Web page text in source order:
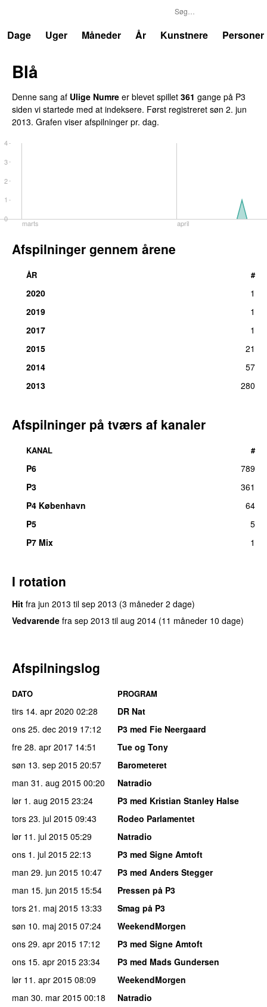
Dage
Uger Måneder År Kunstnere Personer
Blå
Denne sang af Ulige Numre er blevet spillet 361 gange på P3
siden vi startede med at indeksere. Først registreret søn 2. jun
2013. Grafen viser afspilninger pr. dag.
marts april
0
1
2
3
4
Afspilninger gennem årene
ÅR #
2020
1
2019
1
2017
1
2015
21
2014
57
2013
280
Afspilninger på tværs af kanaler
KANAL #
P6
789
P3
361
P4 København
64
P5
5
P7 Mix
1
I rotation
Hit fra jun 2013 til sep 2013 (3 måneder 2 dage)
Vedvarende fra sep 2013 til aug 2014 (11 måneder 10 dage)
Afspilningslog
DATO PROGRAM
tirs 14. apr 2020 02:28
DR Nat
ons 25. dec 2019 17:12
P3 med Fie Neergaard
fre 28. apr 2017 14:51
Tue og Tony
søn 13. sep 2015 20:57
Barometeret
man 31. aug 2015 00:20
Natradio
lør 1. aug 2015 23:24
P3 med Kristian Stanley Halse
tors 23. jul 2015 09:43
Rodeo Parlamentet
lør 11. jul 2015 05:29
Natradio
ons 1. jul 2015 22:13
P3 med Signe Amtoft
man 29. jun 2015 10:47
P3 med Anders Stegger
man 15. jun 2015 15:54
Pressen på P3
tors 21. maj 2015 13:33
Smag på P3
søn 10. maj 2015 07:24
WeekendMorgen
ons 29. apr 2015 17:12
P3 med Signe Amtoft
ons 15. apr 2015 23:34
P3 med Mads Gundersen
lør 11. apr 2015 08:09
WeekendMorgen
man 30. mar 2015 00:18
Natradio